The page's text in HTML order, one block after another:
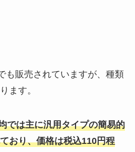
も販売されていますが、種類
ます。
では主に汎用タイプの簡易的
おり、価格は税込110円程